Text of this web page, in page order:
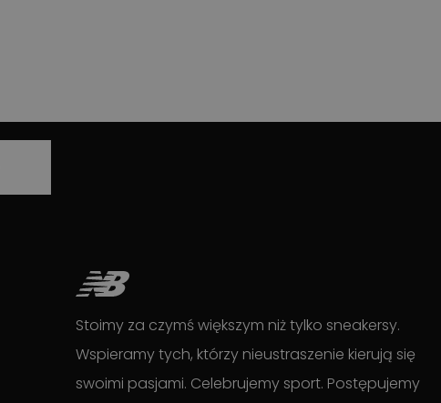
Stoimy za czymś większym niż tylko sneakersy.
Wspieramy tych, którzy nieustraszenie kierują się
swoimi pasjami. Celebrujemy sport. Postępujemy